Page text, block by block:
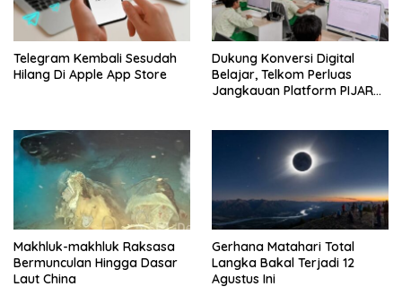
Telegram Kembali Sesudah
Hilang Di Apple App Store
Dukung Konversi Digital
Belajar, Telkom Perluas
Jangkauan Platform PIJAR
Makhluk-makhluk Raksasa
Bermunculan Hingga Dasar
Laut China
Gerhana Matahari Total
Langka Bakal Terjadi 12
Agustus Ini